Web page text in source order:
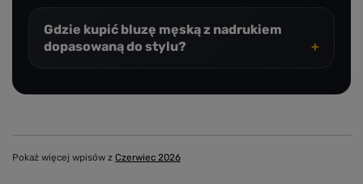
Gdzie kupić bluzę męską z nadrukiem
dopasowaną do stylu?
Pokaż więcej wpisów z Czerwiec 2026